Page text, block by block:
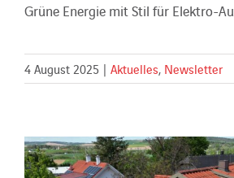
Grüne Energie mit Stil für Elektro-
4 August 2025 | Aktuelles, Newsletter